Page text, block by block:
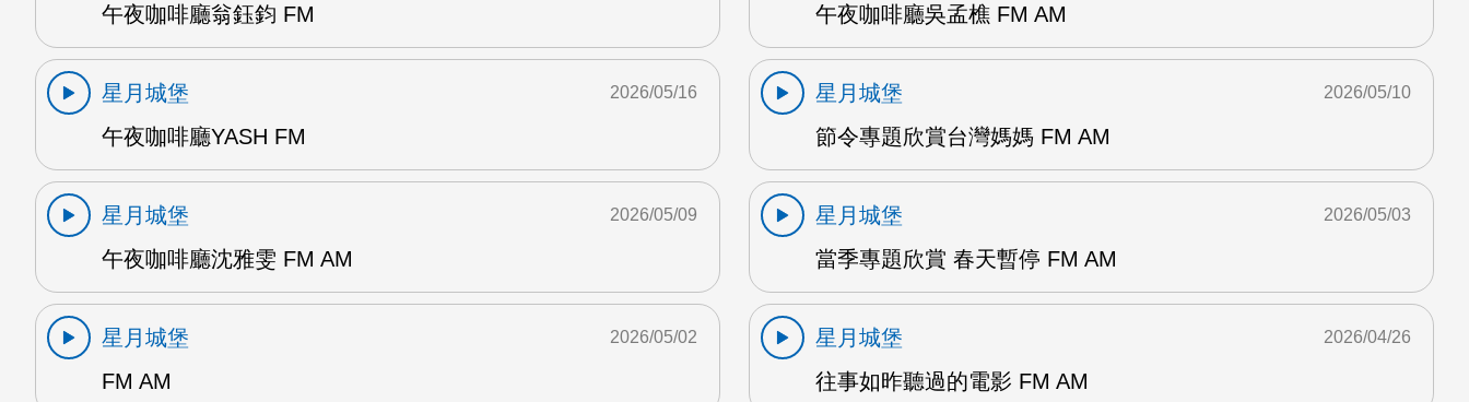
午夜咖啡廳翁鈺鈞 FM
午夜咖啡廳吳孟樵 FM AM
星月城堡
午夜咖啡廳YASH FM
2026/05/16
星月城堡
節令專題欣賞台灣媽媽 FM AM
2026/05/10
星月城堡
午夜咖啡廳沈雅雯 FM AM
2026/05/09
星月城堡
當季專題欣賞 春天暫停 FM AM
2026/05/03
星月城堡
FM AM
2026/05/02
星月城堡
往事如昨聽過的電影 FM AM
2026/04/26